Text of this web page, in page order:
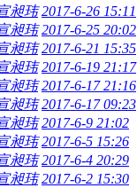
昶玮 2017-6-26 15:11
昶玮 2017-6-25 20:02
昶玮 2017-6-21 15:35
昶玮 2017-6-19 21:17
昶玮 2017-6-17 21:16
昶玮 2017-6-17 09:23
昶玮 2017-6-9 21:02
昶玮 2017-6-5 15:26
昶玮 2017-6-4 20:29
昶玮 2017-6-2 15:30